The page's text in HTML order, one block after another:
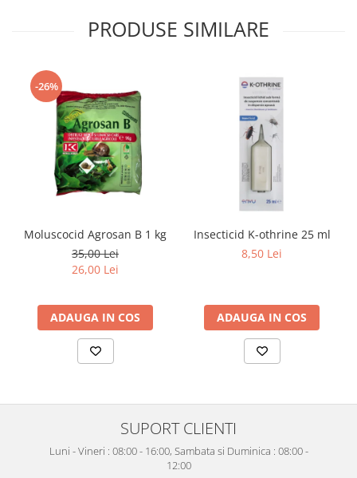
PRODUSE SIMILARE
-26%
Moluscocid Agrosan B 1 kg
35,00 Lei
26,00 Lei
ADAUGA IN COS
Insecticid K-othrine 25 ml
8,50 Lei
ADAUGA IN COS
SUPORT CLIENTI
Luni - Vineri : 08:00 - 16:00, Sambata si Duminica : 08:00 -
12:00